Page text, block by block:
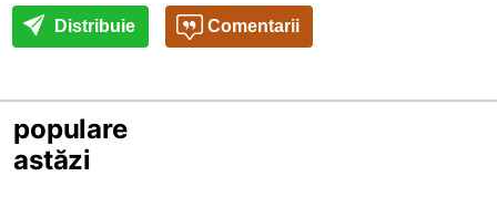
Distribuie Comentarii
populare
astăzi